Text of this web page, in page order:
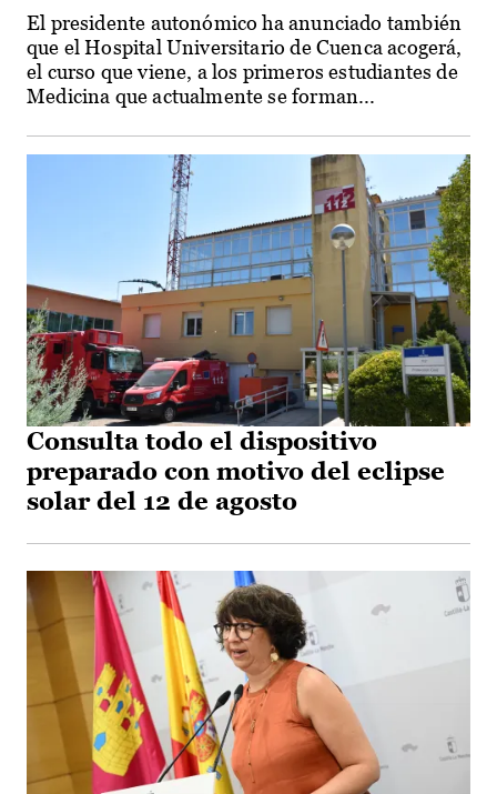
El presidente autonómico ha anunciado también
que el Hospital Universitario de Cuenca acogerá,
el curso que viene, a los primeros estudiantes de
Medicina que actualmente se forman...
Consulta todo el dispositivo
preparado con motivo del eclipse
solar del 12 de agosto